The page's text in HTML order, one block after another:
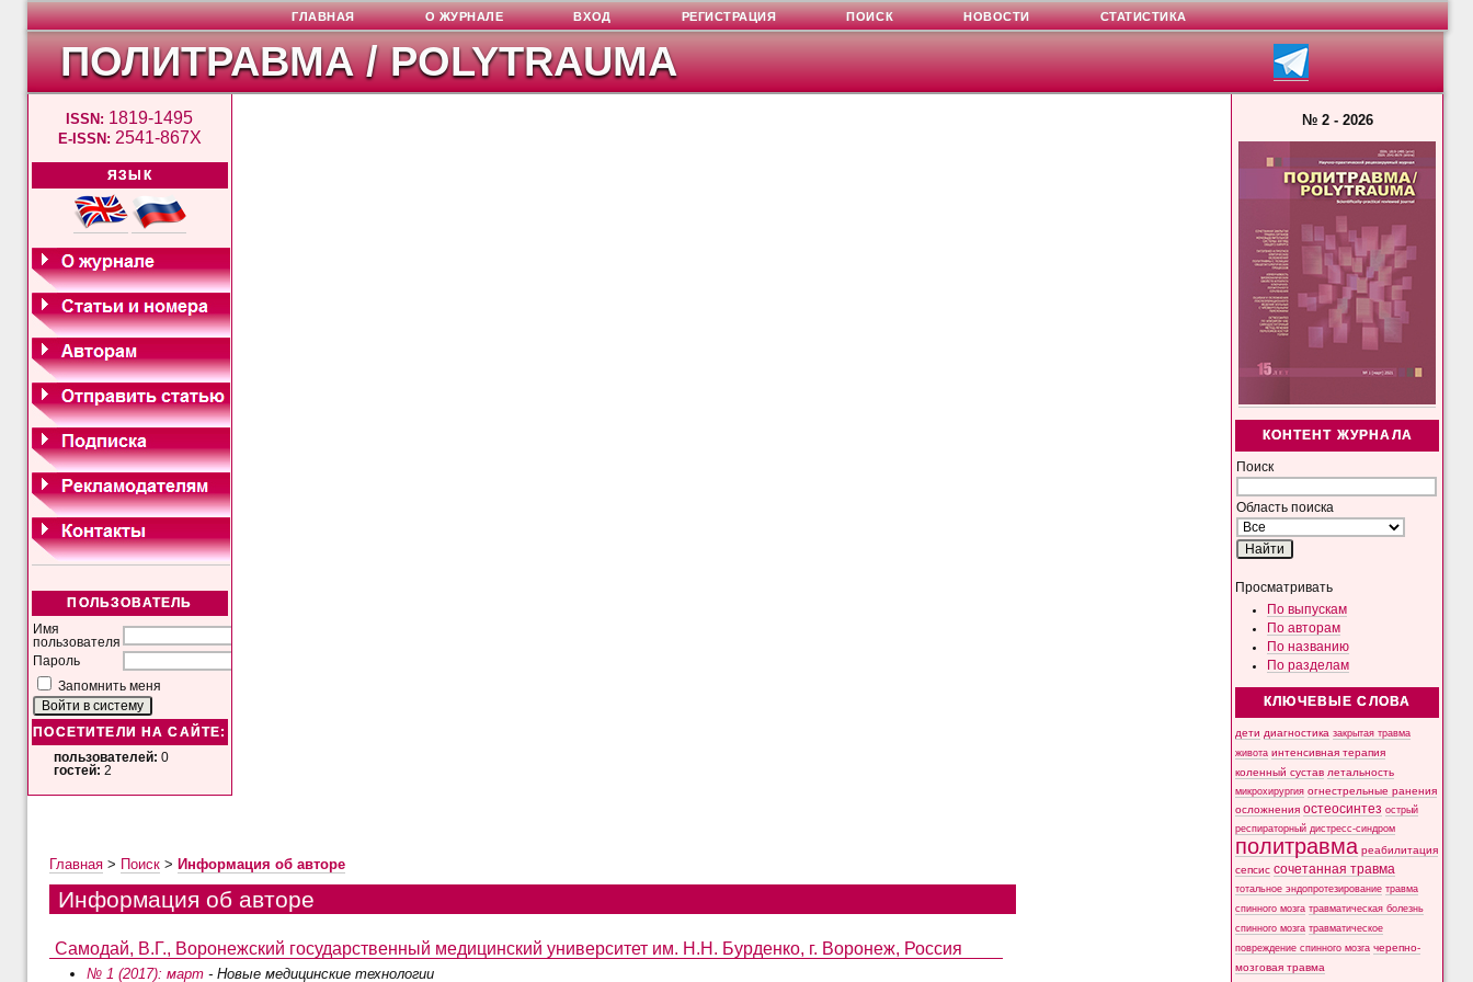
ПОЛИТРАВМА / POLYTRAUMA
ISSN: 1819-1495
E-ISSN: 2541-867X
ЯЗЫК
ПОЛЬЗОВАТЕЛЬ
Имя
пользователя
Пароль
Запомнить меня
ПОСЕТИТЕЛИ НА САЙТЕ:
пользователей: 0
гостей: 2
№ 2 - 2026
КОНТЕНТ ЖУРНАЛА
Поиск
Область поиска
Просматривать
По выпускам
По авторам
По названию
По разделам
КЛЮЧЕВЫЕ СЛОВА
дети диагностика закрытая травма
живота интенсивная терапия
коленный сустав летальность
микрохирургия огнестрельные ранения
осложнения остеосинтез острый
респираторный дистресс-синдром
политравма реабилитация
сепсис сочетанная травма
тотальное эндопротезирование травма
спинного мозга травматическая болезнь
спинного мозга травматическое
повреждение спинного мозга черепно-
мозговая травма
ГЛАВНАЯ О ЖУРНАЛЕ ВХОД РЕГИСТРАЦИЯ ПОИСК НОВОСТИ СТАТИСТИКА
Главная> Поиск> Информация об авторе
Информация об авторе
Самодай, В.Г., Воронежский государственный медицинский университет им. Н.Н. Бурденко, г. Воронеж, Россия
№ 1 (2017): март- Новые медицинские технологии